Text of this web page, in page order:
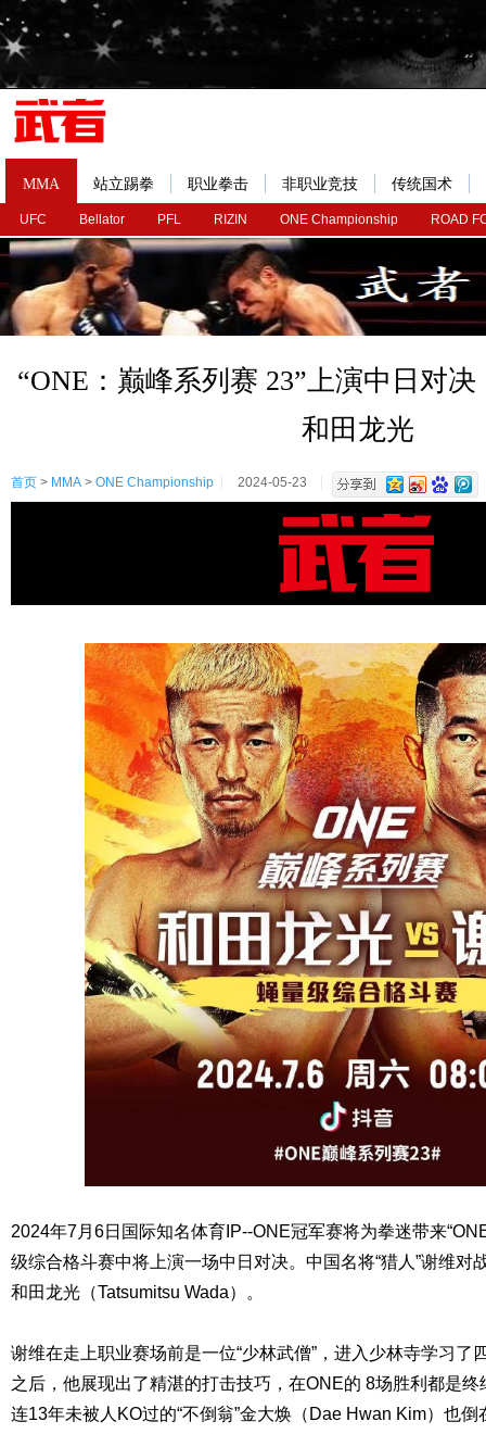
MMA
UFC Bellator PFL RIZIN ONE Championship ROAD
站立踢拳 职业拳击 非职业竞技 传统国术
“ONE：巅峰系列赛 23”上演中日对
和田龙光
首页 > MMA > ONE Championship 2024-05-23
2024年7月6日国际知名体育IP--ONE冠军赛将为拳迷带来
级综合格斗赛中将上演一场中日对决。中国名将“猎人”谢维对
和田龙光（Tatsumitsu Wada）。
谢维在走上职业赛场前是一位“少林武僧”，进入少林寺学习了
之后，他展现出了精湛的打击技巧，在ONE的 8场胜利都是
连13年未被人KO过的“不倒翁”金大焕（Dae Hwan Kim）也